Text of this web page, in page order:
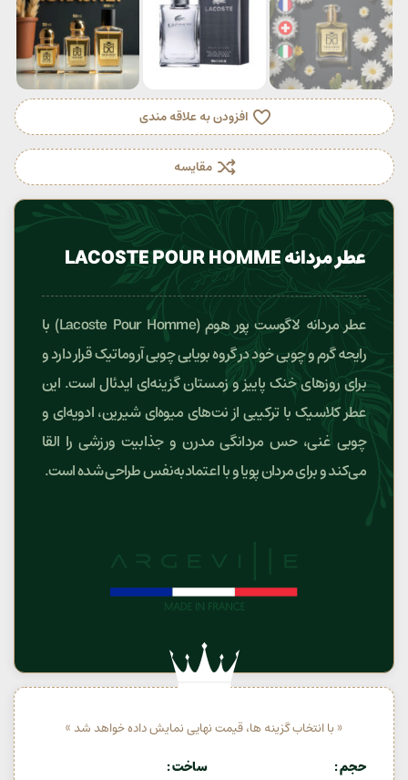
افزودن به علاقه مندی
مقایسه
عطر مردانه LACOSTE POUR HOMME
عطر مردانه لاگوست پور هوم (Lacoste Pour Homme) با
رایحه گرم و چوبی خود در گروه بویایی چوبی آروماتیک قرار دارد و
برای روزهای خنک پاییز و زمستان گزینه‌ای ایدئال است. این
عطر کلاسیک با ترکیبی از نت‌های میوه‌ای شیرین، ادویه‌ای و
چوبی غنی، حس مردانگی مدرن و جذابیت ورزشی را القا
می‌کند و برای مردان پویا و با اعتمادبه‌نفس طراحی شده است.
« با انتخاب گزینه ها، قیمت نهایی نمایش داده خواهد شد »
حجم ساخت